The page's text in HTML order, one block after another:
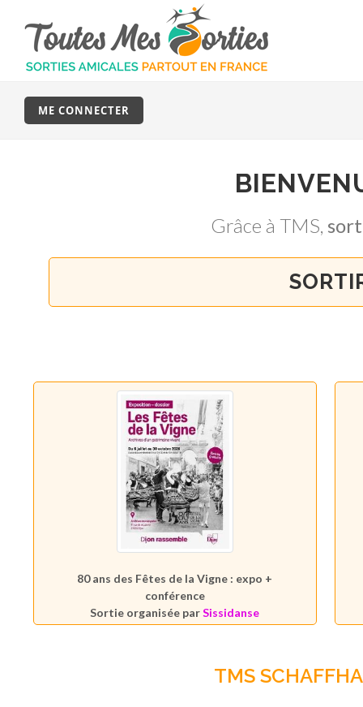
ME CONNECTER
Grâce à TMS,
80 ans des Fêtes de la Vigne : expo +
conférence
Sortie organisée parSissidanse
TMS